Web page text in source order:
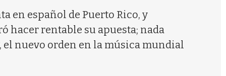
en español de Puerto Rico, y
hacer rentable su apuesta; nada
el nuevo orden en la música mundial